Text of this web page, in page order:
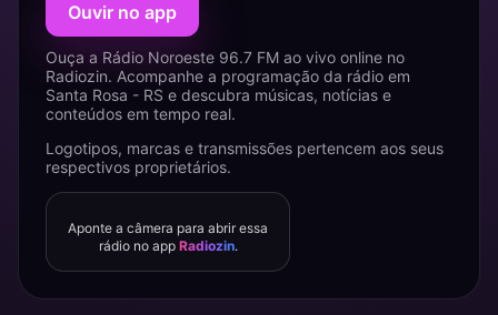
Ouvir no app
Ouça a Rádio Noroeste 96.7 FM ao vivo online no
Radiozin. Acompanhe a programação da rádio em
Santa Rosa - RS e descubra músicas, notícias e
conteúdos em tempo real.
Logotipos, marcas e transmissões pertencem aos seus
respectivos proprietários.
Aponte a câmera para abrir essa
rádio no app Radiozin.